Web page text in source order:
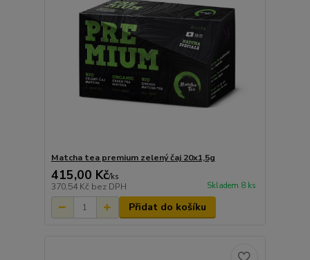
Matcha tea premium zelený čaj 20x1,5g
415,00 Kč/ks
370,54 Kč bez DPH Skladem 8 ks
Přidat do košíku